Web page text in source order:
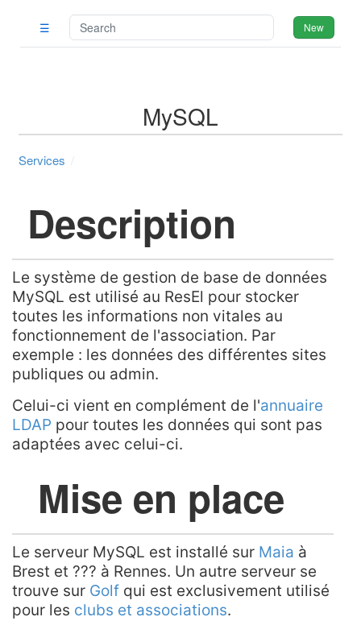
☰ New
MySQL
Services
Description
Le système de gestion de base de données
MySQL est utilisé au ResEl pour stocker
toutes les informations non vitales au
fonctionnement de l'association. Par
exemple : les données des différentes sites
publiques ou admin.
Celui-ci vient en complément de l'annuaire
LDAP pour toutes les données qui sont pas
adaptées avec celui-ci.
Mise en place
Le serveur MySQL est installé sur Maia à
Brest et ??? à Rennes. Un autre serveur se
trouve sur Golf qui est exclusivement utilisé
pour les clubs et associations.